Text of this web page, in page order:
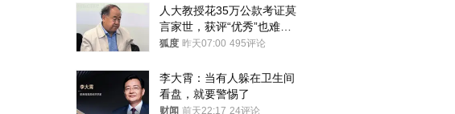
人大教授花35万公款考证莫
言家世，获评“优秀”也难服
众
狐度 昨天07:00 495评论
李大霄：当有人躲在卫生间
看盘，就要警惕了
财闻 前天22:17 24评论